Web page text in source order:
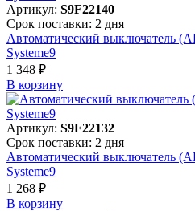
Артикул: S9F22140
Срок поставки: 2 дня
Автоматический выключатель
Systeme9
1 348 ₽
В корзинy
Артикул: S9F22132
Срок поставки: 2 дня
Автоматический выключатель
Systeme9
1 268 ₽
В корзинy